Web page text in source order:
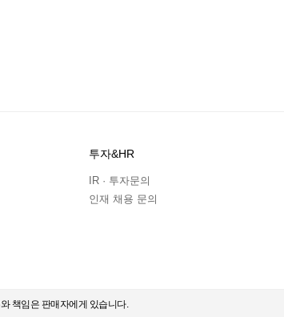
투자&HR
IR · 투자문의
인재 채용 문의
책임은 판매자에게 있습니다.